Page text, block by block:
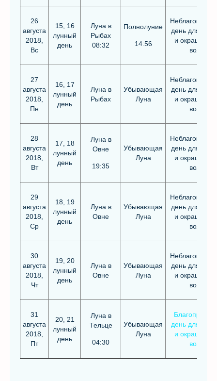
26
августа
2018,
Вс
15, 16
лунный
день
Луна в
Рыбах
08:32
Полнолуние
14:56
день для
и
волос
27
августа
2018,
Пн
16, 17
лунный
день
Луна в
Рыбах
Убывающая
Луна
день для
и
волос
28
августа
2018,
Вт
17, 18
лунный
день
Луна в
Овне
19:35
Убывающая
Луна
день для
и
волос
29
августа
2018,
Ср
18, 19
лунный
день
Луна в
Овне
Убывающая
Луна
день для
и
волос
30
августа
2018,
Чт
19, 20
лунный
день
Луна в
Овне
Убывающая
Луна
день для
и
волос
31
августа
2018,
Пт
20, 21
лунный
день
Луна в
Тельце
04:30
Убывающая
Луна
день для
и
волос